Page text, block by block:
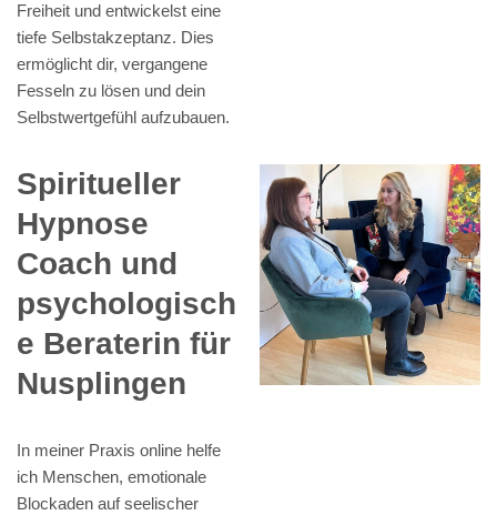
Freiheit und entwickelst eine
tiefe Selbstakzeptanz. Dies
ermöglicht dir, vergangene
Fesseln zu lösen und dein
Selbstwertgefühl aufzubauen.
Spiritueller
Hypnose
Coach und
psychologisch
e Beraterin für
Nusplingen
In meiner Praxis online helfe
ich Menschen, emotionale
Blockaden auf seelischer